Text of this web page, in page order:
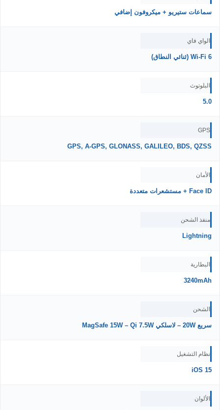
سماعات ستيريو + ميكروفون إضافي
الواي فاي
Wi-Fi 6 (ثنائي النطاق)
البلوتوث
5.0
GPS
GPS, A-GPS, GLONASS, GALILEO, BDS, QZSS
الأمان
Face ID + مستشعرات متعددة
منفذ الشحن
Lightning
البطارية
3240mAh
الشحن
سريع 20W – لاسلكي MagSafe 15W – Qi 7.5W
نظام التشغيل
iOS 15
الألوان